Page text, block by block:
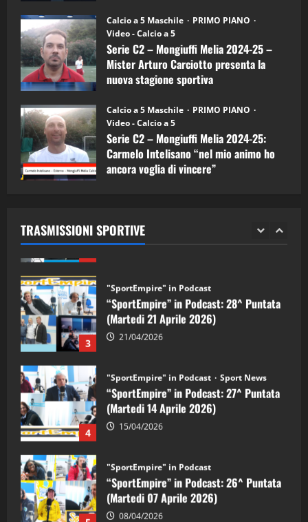
Calcio a 5 Maschile
PRIMO PIANO
Video - Calcio a 5
Serie C2 – Mongiuffi Melia 2024-25 –
Mister Arturo Carciotto presenta la
nuova stagione sportiva
Calcio a 5 Maschile
PRIMO PIANO
Video - Calcio a 5
Serie C2 – Mongiuffi Melia 2024-25:
Carmelo Intelisano “nel mio animo ho
ancora voglia di vincere”
TRASMISSIONI SPORTIVE
5
“SportEmpire” in Podcast: 26^ Puntata
(Martedi 07 Aprile 2026)
08/04/2026
1
“SportEmpire” in Podcast: 30^ Puntata
(Martedi 05 Maggio 2026)
08/05/2026
2 28/04/2026
3
“SportEmpire” in Podcast: 28^ Puntata
(Martedi 21 Aprile 2026)
21/04/2026
4
“SportEmpire” in Podcast: 27^ Puntata
(Martedi 14 Aprile 2026)
15/04/2026
5
“SportEmpire” in Podcast: 26^ Puntata
(Martedi 07 Aprile 2026)
08/04/2026